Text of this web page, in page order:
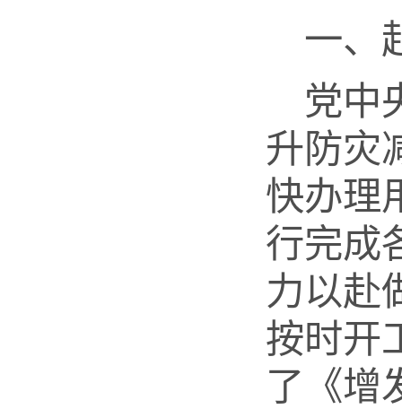
一、
党中
升防灾
快办理
行完成
力以赴
按时开
了《增